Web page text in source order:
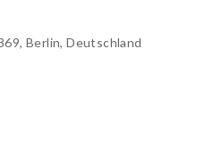
Berlin, Deutschland